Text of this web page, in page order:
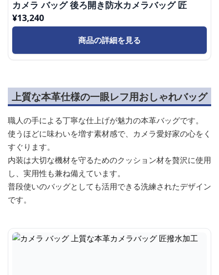
カメラ バッグ 後ろ開き防水カメラバッグ 匠
¥13,240
商品の詳細を見る
上質な本革仕様の一眼レフ用おしゃれバッグ
職人の手による丁寧な仕上げが魅力の本革バッグです。
使うほどに味わいを増す素材感で、カメラ愛好家の心をく
すぐります。
内装は大切な機材を守るためのクッション材を贅沢に使用
し、実用性も兼ね備えています。
普段使いのバッグとしても活用できる洗練されたデザイン
です。